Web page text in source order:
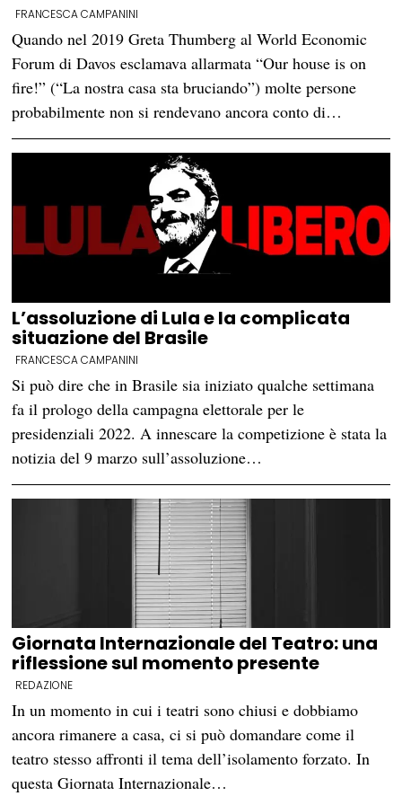
FRANCESCA CAMPANINI
Quando nel 2019 Greta Thumberg al World Economic
Forum di Davos esclamava allarmata “Our house is on
fire!” (“La nostra casa sta bruciando”) molte persone
probabilmente non si rendevano ancora conto di…
L’assoluzione di Lula e la complicata
situazione del Brasile
FRANCESCA CAMPANINI
Si può dire che in Brasile sia iniziato qualche settimana
fa il prologo della campagna elettorale per le
presidenziali 2022. A innescare la competizione è stata la
notizia del 9 marzo sull’assoluzione…
Giornata Internazionale del Teatro: una
riflessione sul momento presente
REDAZIONE
In un momento in cui i teatri sono chiusi e dobbiamo
ancora rimanere a casa, ci si può domandare come il
teatro stesso affronti il tema dell’isolamento forzato. In
questa Giornata Internazionale…